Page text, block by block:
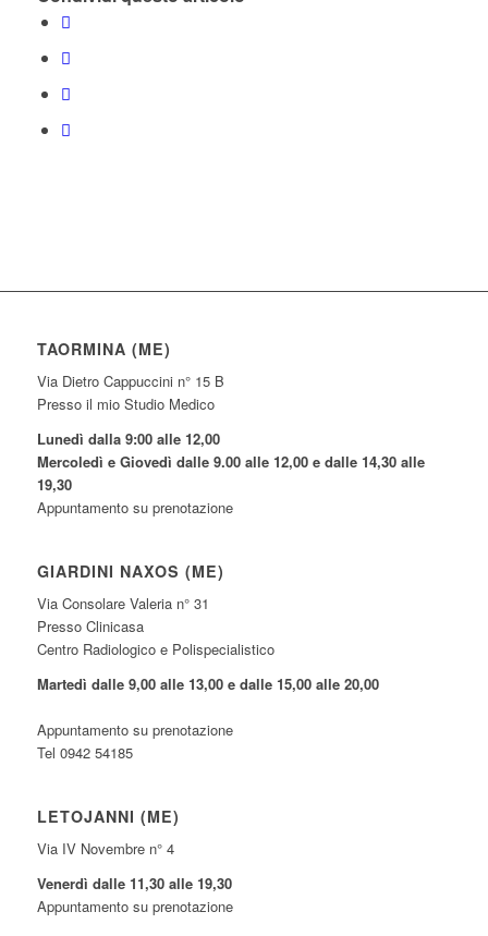
TAORMINA (ME)
Via Dietro Cappuccini n° 15 B
Presso il mio Studio Medico
Lunedì dalla 9:00 alle 12,00
Mercoledì e Giovedì dalle 9.00 alle 12,00 e dalle 14,30 alle
19,30
Appuntamento su prenotazione
GIARDINI NAXOS (ME)
Via Consolare Valeria n° 31
Presso Clinicasa
Centro Radiologico e Polispecialistico
Martedì dalle 9,00 alle 13,00 e dalle 15,00 alle 20,00
Appuntamento su prenotazione
Tel 0942 54185
LETOJANNI (ME)
Via IV Novembre n° 4
Venerdì dalle 11,30 alle 19,30
Appuntamento su prenotazione